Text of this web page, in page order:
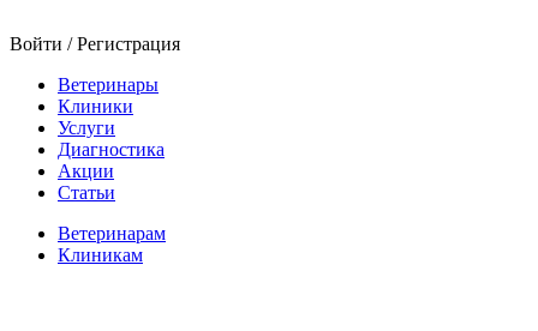
Войти / Регистрация
Ветеринары
Клиники
Услуги
Диагностика
Акции
Статьи
Ветеринарам
Клиникам